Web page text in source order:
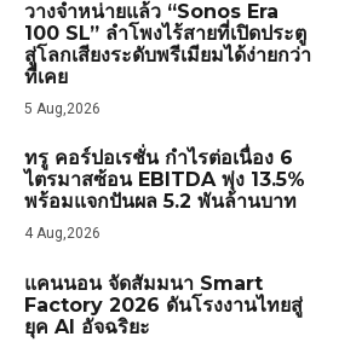
วางจำหน่ายแล้ว “Sonos Era
100 SL” ลำโพงไร้สายที่เปิดประตู
สู่โลกเสียงระดับพรีเมียมได้ง่ายกว่า
ที่เคย
5 Aug,2026
ทรู คอร์ปอเรชั่น กำไรต่อเนื่อง 6
ไตรมาสซ้อน EBITDA พุ่ง 13.5%
พร้อมแจกปันผล 5.2 พันล้านบาท
4 Aug,2026
แคนนอน จัดสัมมนา Smart
Factory 2026 ดันโรงงานไทยสู่
ยุค AI อัจฉริยะ